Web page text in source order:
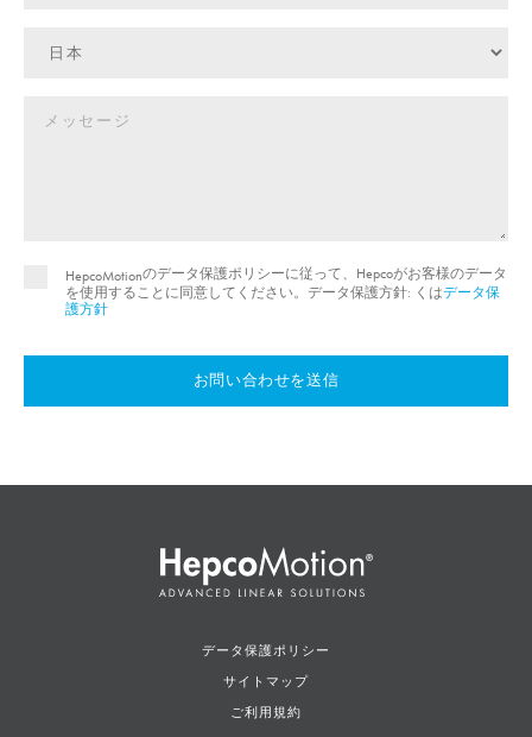
HepcoMotionのデータ保護ポリシーに従って、Hepcoがお客様のデータ
を使用することに同意してください。データ保護方針: くはデータ保
護方針
お問い合わせを送信
データ保護ポリシー
サイトマップ
ご利用規約